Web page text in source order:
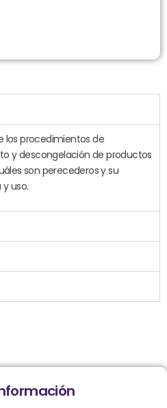
los procedimientos de
y descongelación de productos
son perecederos y su
uso.